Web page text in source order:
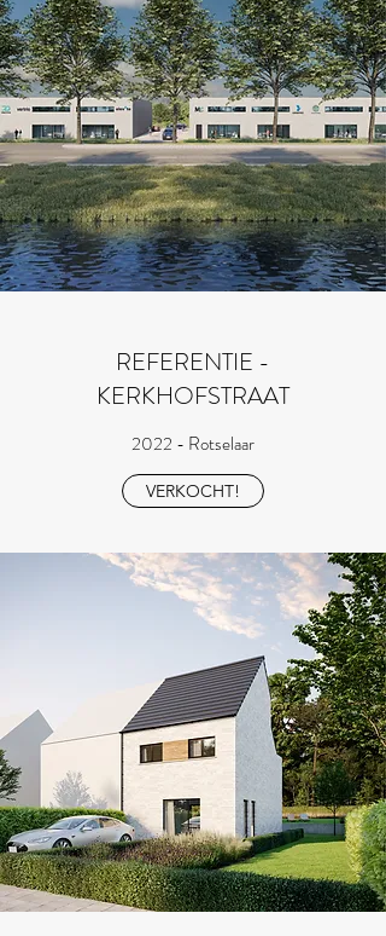
REFERENTIE -
KERKHOFSTRAAT
2022 - Rotselaar
VERKOCHT!